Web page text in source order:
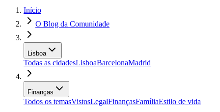
Início
O Blog da Comunidade
Lisboa
Todas as cidadesLisboaBarcelonaMadrid
Finanças
Todos os temasVistosLegalFinançasFamíliaEstilo de vida